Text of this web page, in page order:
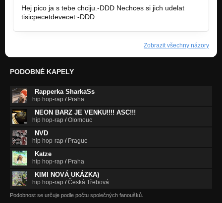
Hej pico ja s tebe chciju.-DDD Nechces si jich udelat
tisicpecetdevecet:-DDD
Zobrazit všechny názory
PODOBNÉ KAPELY
Rapperka SharkaSs
hip hop-rap / Praha
NEON BARZ JE VENKU!!!! ASC!!!
hip hop-rap /Olomouc
NVD
hip hop-rap / Prague
Katze
hip hop-rap / Praha
KIMI NOVÁ UKÁZKA)
hip hop-rap /Česká Třebová
Podobnost se určuje podle počtu společných fanoušků.